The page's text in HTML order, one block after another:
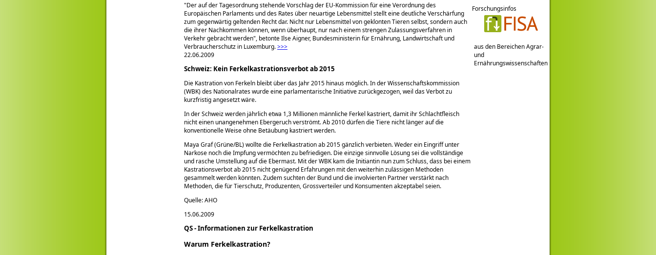
Der auf der Tagesordnung stehende Vorschlag der EU-Kommission für eine Verordnung des
Europäischen Parlaments und des Rates über neuartige Lebensmittel stellt eine deutliche Verschärfung
zum gegenwärtig geltenden Recht dar. Nicht nur Lebensmittel von geklonten Tieren selbst, sondern auch
die ihrer Nachkommen können, wenn überhaupt, nur nach einem strengen Zulassungsverfahren in
Verkehr gebracht werden , betonte Ilse Aigner, Bundesministerin für Ernährung, Landwirtschaft und
Verbraucherschutz in Luxemburg.>>>
22.06.2009
Schweiz: Kein Ferkelkastrationsverbot ab 2015
Die Kastration von Ferkeln bleibt über das Jahr 2015 hinaus möglich. In der Wissenschaftskommission
(WBK) des Nationalrates wurde eine parlamentarische Initiative zurückgezogen, weil das Verbot zu
kurzfristig angesetzt wäre.
In der Schweiz werden jährlich etwa 1,3 Millionen männliche Ferkel kastriert, damit ihr Schlachtfleisch
nicht einen unangenehmen Ebergeruch verströmt. Ab 2010 dürfen die Tiere nicht länger auf die
konventionelle Weise ohne Betäubung kastriert werden.
Maya Graf (Grüne/BL) wollte die Ferkelkastration ab 2015 gänzlich verbieten. Weder ein Eingriff unter
Narkose noch die Impfung vermöchten zu befriedigen. Die einzige sinnvolle Lösung sei die vollständige
und rasche Umstellung auf die Ebermast. Mit der WBK kam die Initiantin nun zum Schluss, dass bei einem
Kastrationsverbot ab 2015 nicht genügend Erfahrungen mit den weiterhin zulässigen Methoden
gesammelt werden könnten. Zudem suchten der Bund und die involvierten Partner verstärkt nach
Methoden, die für Tierschutz, Produzenten, Grossverteiler und Konsumenten akzeptabel seien.
Quelle: AHO
15.06.2009
QS - Informationen zur Ferkelkastration
Warum Ferkelkastration?
Forschungsinfos
aus den Bereichen Agrar-
und
Ernährungswissenschaften